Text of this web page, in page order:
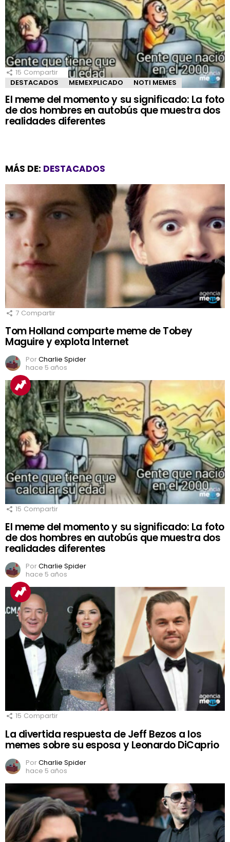
15 Compartir
DESTACADOS
MEMEXPLICADO NOTI MEMES
El meme del momento y su significado: La foto
de dos hombres en autobús que muestra dos
realidades diferentes
MÁS DE: DESTACADOS
7 Compartir
Tom Holland comparte meme de Tobey
Maguire y explota Internet
PorCharlie Spider
hace 5 años
15 Compartir
El meme del momento y su significado: La foto
de dos hombres en autobús que muestra dos
realidades diferentes
PorCharlie Spider
hace 5 años
15 Compartir
La divertida respuesta de Jeff Bezos a los
memes sobre su esposa y Leonardo DiCaprio
PorCharlie Spider
hace 5 años